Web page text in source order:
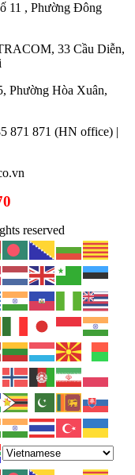
11 , Phường Đông
33 Cầu Diễn,
Phường Hòa Xuân,
871 871 (HN office) |
reserved